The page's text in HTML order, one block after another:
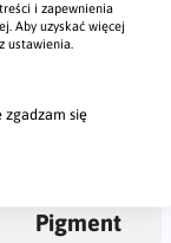
i zapewnienia
Aby uzyskać więcej
ustawienia.
zgadzam się
Norgips
Pigment